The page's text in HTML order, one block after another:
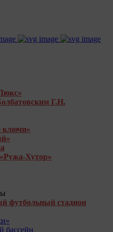
Г.Н.
ключи»
Хутор»
футбольный стадион
бассейн